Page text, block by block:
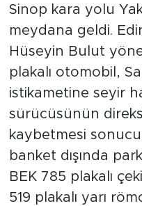
Sinop kara yolu
meydana geldi.
Hüseyin Bulut
plakalı otomobil,
istikametine seyir
sürücüsünün
kaybetmesi
banket dışında
BEK 785 plakalı
519 plakalı yarı